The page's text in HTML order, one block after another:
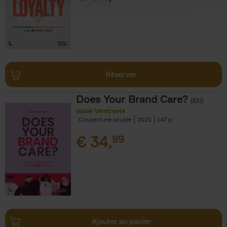
Réserver
Does Your Brand Care? (EN)
Isabel Verstraete
Couverture souple
2021 147
€ 34,99
Ajouter au panier